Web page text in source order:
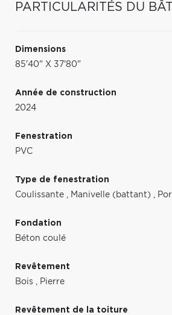
PARTICULARITÉS DU
Dimensions
85'40" X 37'80"
Année de construction
2024
Fenestration
PVC
Type de fenestration
Coulissante , Manivelle (battant) ,
Fondation
Béton coulé
Revêtement
Bois , Pierre
Revêtement de la toiture